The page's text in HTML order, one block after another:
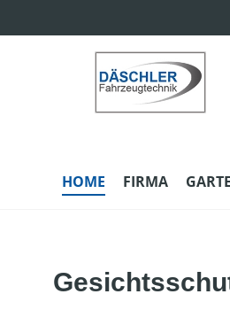
HOME FIRMA